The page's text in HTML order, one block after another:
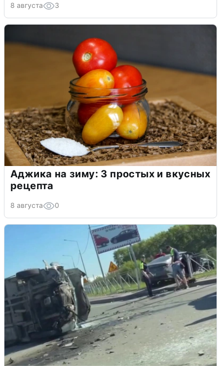
8 августа 3
Аджика на зиму: 3 простых и вкусных
рецепта
8 августа 0